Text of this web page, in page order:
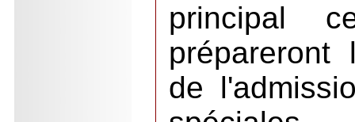
principal
de